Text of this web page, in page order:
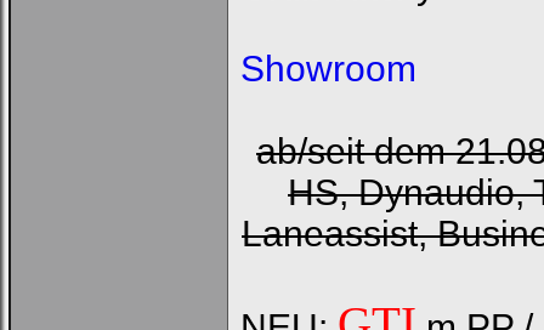
Showroom
ab/seit dem
HS, Dynaudio,
Laneassist,